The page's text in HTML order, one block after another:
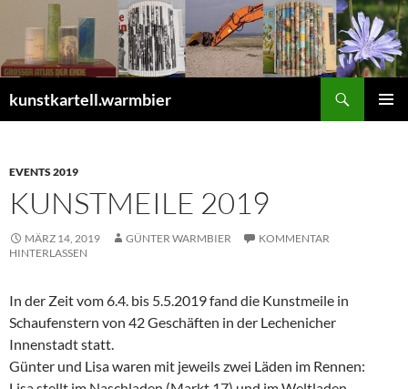
Inhalt
springen
kunstkartell.warmbier
EVENTS 2019
KUNSTMEILE 2019
MÄRZ 14, 2019 GÜNTER WARMBIER
KOMMENTAR
HINTERLASSEN
In der Zeit vom 6.4. bis 5.5.2019 fand die Kunstmeile in
Schaufenstern von 42 Geschäften in der Lechenicher
Innenstadt statt.
Günter und Lisa waren mit jeweils zwei Läden im Rennen: